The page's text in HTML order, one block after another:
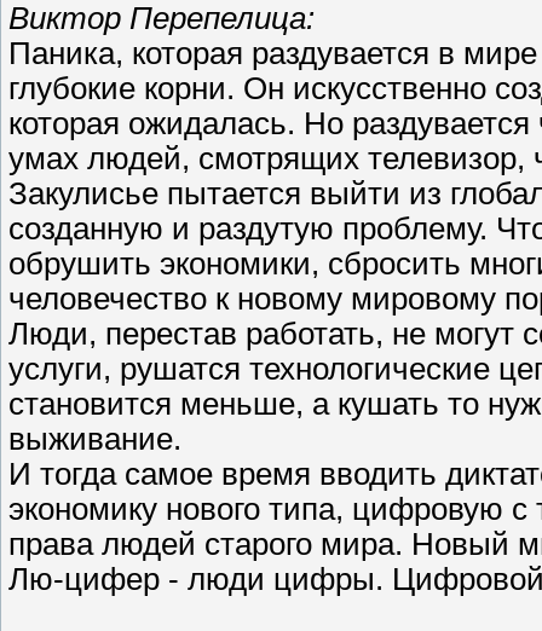
Виктор Перепелица:
Паника, которая раздувается в
глубокие корни. Он искусственно
которая ожидалась. Но
умах людей, смотрящих телевизор,
Закулисье пытается выйти из
созданную и раздутую проблему.
обрушить экономики, сбросить
человечество к новому мировому
Люди, перестав работать, не могут
услуги, рушатся технологические
становится меньше, а кушать то
выживание.
И тогда самое время вводить
экономику нового типа, цифровую
права людей старого мира. Новый
Лю-цифер - люди цифры.